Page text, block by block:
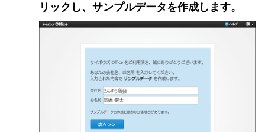
リックし、サンプルデータを作成します。